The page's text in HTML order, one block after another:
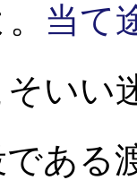
当て
そい
ある